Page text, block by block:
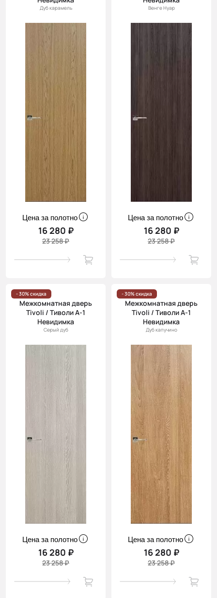
Дуб карамель
Цена за полотно
16 280 ₽
23 258 ₽
Венге Нуар
Цена за полотно
16 280 ₽
23 258 ₽
- 30% скидка
Межкомнатная дверь
Tivoli / Тиволи А-1
Невидимка
Серый дуб
Цена за полотно
16 280 ₽
23 258 ₽
- 30% скидка
Межкомнатная дверь
Tivoli / Тиволи А-1
Невидимка
Дуб капучино
Цена за полотно
16 280 ₽
23 258 ₽